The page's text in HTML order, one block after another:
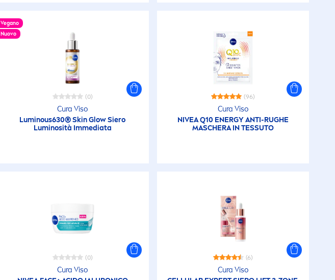
Vegano
Nuovo
(0)
Cura Viso
Luminous630®SkinGlow Siero
Luminosità Immediata
(96)
Cura Viso
NIVEAQ10 ENERGY ANTI-RUGHE
MASCHERA IN TESSUTO
(0)
Cura Viso
(6)
Cura Viso